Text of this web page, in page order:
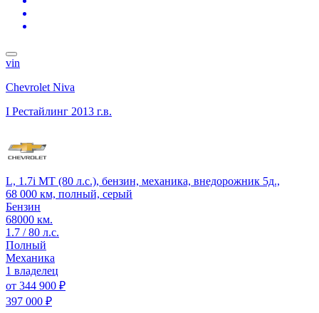
vin
Chevrolet Niva
I Рестайлинг 2013 г.в.
L, 1.7i MT (80 л.с.), бензин, механика, внедорожник 5д.,
68 000 км, полный, серый
Бензин
68000 км.
1.7 / 80 л.с.
Полный
Механика
1 владелец
от 344 900 ₽
397 000 ₽